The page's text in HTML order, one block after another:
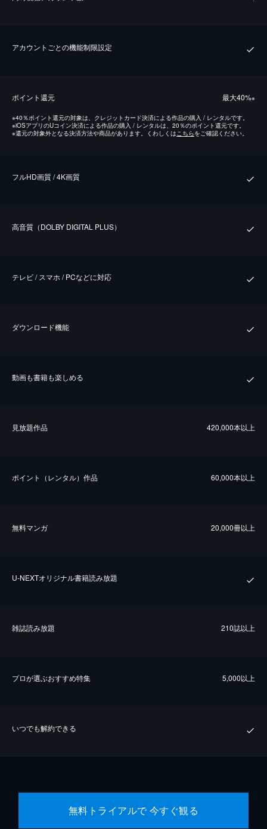
アカウントごとの機能制限設定
ポイント還元 最⼤40%※
※40％ポイント還元の対象は、クレジットカード決済による作品の購入 / レンタルです。
※iOSアプリのUコイン決済による作品の購入 / レンタルは、20％のポイント還元です。
※還元の対象外となる決済方法や商品があります。くわしくはこちらをご確認ください。
フルHD画質 / 4K画質
⾼⾳質（DOLBY DIGITAL PLUS）
テレビ / スマホ / PCなどに対応
ダウンロード機能
動画も書籍も楽しめる
⾒放題作品 420,000本以上
ポイント（レンタル）作品 60,000本以上
無料マンガ 20,000冊以上
U-NEXTオリジナル書籍読み放題
雑誌読み放題 210誌以上
プロが選ぶおすすめ特集 5,000以上
いつでも解約できる
無料トライアルで 今すぐ観る